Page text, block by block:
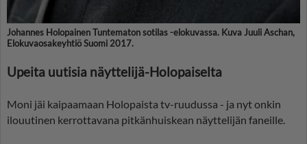
Johannes Holopainen Tuntematon sotilas -elokuvassa. Kuva Juuli Aschan,
Elokuvaosakeyhtiö Suomi 2017.
Upeita uutisia näyttelijä-Holopaiselta
Moni jäi kaipaamaan Holopaista tv-ruudussa - ja nyt onkin
ilouutinen kerrottavana pitkänhuiskean näyttelijän faneille.